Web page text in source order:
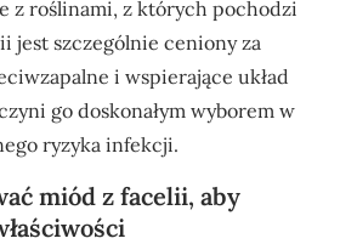
z roślinami, z których pochodzi
jest szczególnie ceniony za
i wspierające układ
go doskonałym wyborem w
ryzyka infekcji.
miód z facelii, aby